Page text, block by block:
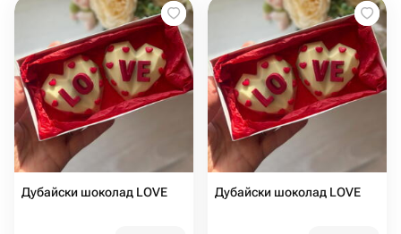
Дубайски шоколад LOVE Дубайски шоколад LOVE